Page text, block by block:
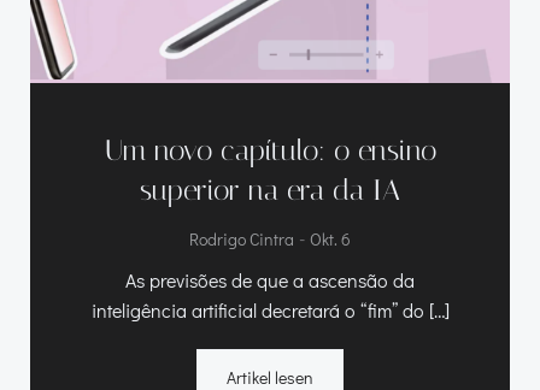
Um novo capítulo: o ensino
superior na era da IA
Rodrigo Cintra - Okt. 6
As previsões de que a ascensão da
inteligência artificial decretará o “fim” do […]
Artikel lesen